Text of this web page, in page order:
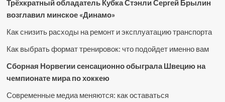
Трёхкратный обладатель Кубка Стэнли Сергей Брылин
возглавил минское «Динамо»
Как снизить расходы на ремонт и эксплуатацию транспорта
Как выбрать формат тренировок: что подойдет именно вам
Сборная Норвегии сенсационно обыграла Швецию на
чемпионате мира по хоккею
Современные медиа меняются: как оставаться